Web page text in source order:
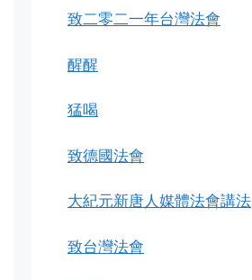
致二零二一年台灣法會
醒醒
猛喝
致德國法會
大紀元新唐人媒體法會講法
致台灣法會